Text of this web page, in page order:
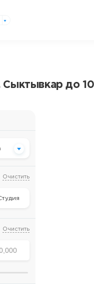
Сыктывкар до
Очистить
Очистить